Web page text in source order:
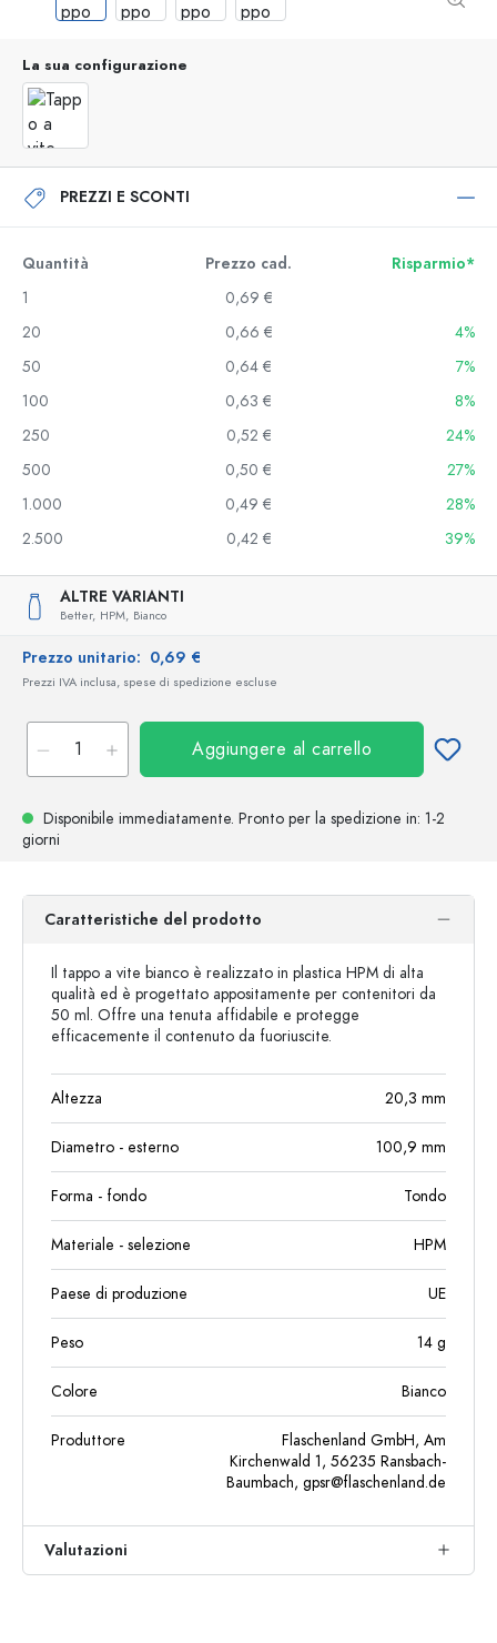
La sua configurazione
PREZZI E SCONTI
Quantità Prezzo cad.
Risparmio*
1
0,69 €
20
0,66 €
4%
50
0,64 €
7%
100
0,63 €
8%
250
0,52 €
24%
500
0,50 €
27%
1.000
0,49 €
28%
2.500
0,42 € 39%
ALTRE VARIANTI
Better, HPM, Bianco
Prezzo unitario: 0,69 €
Prezzi IVA inclusa, spese di spedizione escluse
Aggiungere al carrello
Disponibile immediatamente. Pronto per la spedizione in: 1-2
giorni
Caratteristiche del prodotto
Il tappo a vite bianco è realizzato in plastica HPM di alta
qualità ed è progettato appositamente per contenitori da
50 ml. Offre una tenuta affidabile e protegge
efficacemente il contenuto da fuoriuscite.
Altezza 20,3 mm
Diametro - esterno 100,9 mm
Forma - fondo Tondo
Materiale - selezione HPM
Paese di produzione UE
Peso 14 g
Colore Bianco
Produttore
Flaschenland GmbH, Am
Kirchenwald 1, 56235 Ransbach-
Baumbach, gpsr@flaschenland.de
Valutazioni